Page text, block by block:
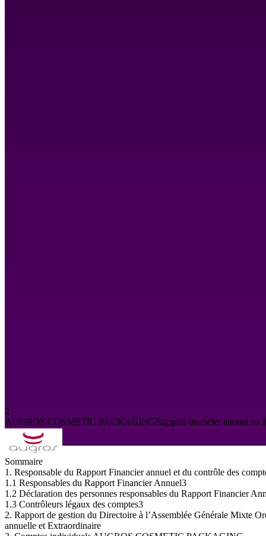
2
AUGROS COSMETIC PACKAGINGRapport financier annuel au
Sommaire
1. Responsable du Rapport Financier annuel et du contrôle des
1.1 Responsables du Rapport Financier Annuel3
1.2 Déclaration des personnes responsables du Rapport Financier
1.3 Contrôleurs légaux des comptes3
2. Rapport de gestion du Directoire à l’Assemblée Générale Mixte
annuelle et Extraordinaire